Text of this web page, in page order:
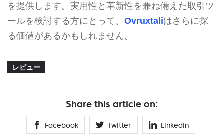
を提供します。実用性と革新性を兼ね備えた取引ツ
ールを検討する方にとって、 Ovruxtaliはさらに探
る価値があるかもしれません。
レビュー
Share this article on:
Facebook Twitter Linkedin